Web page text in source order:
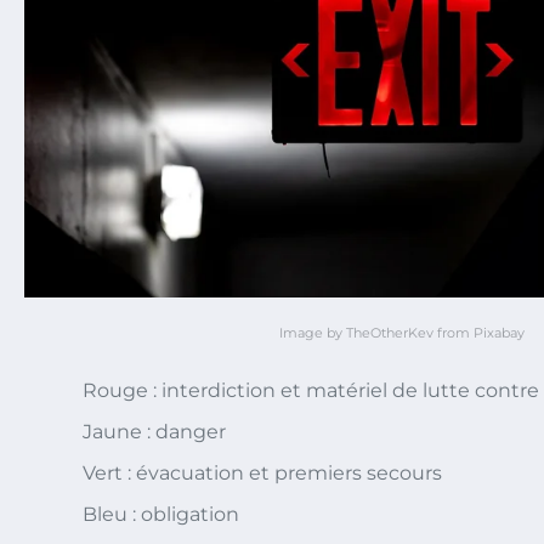
Image by TheOtherKev from Pixabay
Rouge : interdiction et matériel de lutte contre
Jaune : danger
Vert : évacuation et premiers secours
Bleu : obligation